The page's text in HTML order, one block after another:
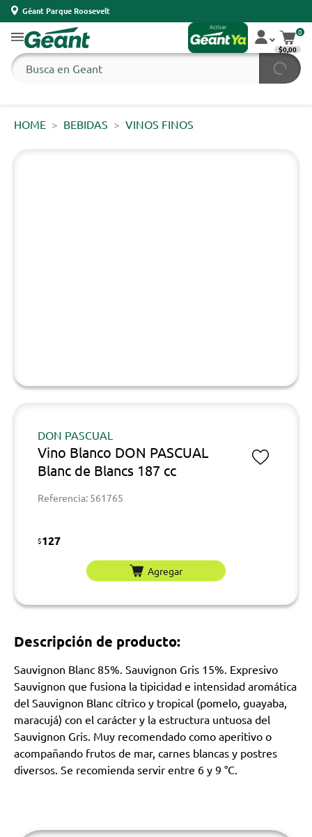
Géant Parque Roosevelt
0
$0,00
HOME BEBIDAS VINOS FINOS
DON PASCUAL
Vino Blanco DON PASCUAL
Blanc de Blancs 187 cc
Referencia: 561765
$127
Agregar
Descripción de producto:
Sauvignon Blanc 85%. Sauvignon Gris 15%. Expresivo
Sauvignon que fusiona la tipicidad e intensidad aromática
del Sauvignon Blanc cítrico y tropical (pomelo, guayaba,
maracujá) con el carácter y la estructura untuosa del
Sauvignon Gris. Muy recomendado como aperitivo o
acompañando frutos de mar, carnes blancas y postres
diversos. Se recomienda servir entre 6 y 9 °C.